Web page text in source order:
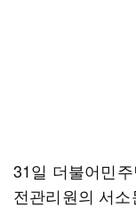
31일 더불어민
전관리원의 서